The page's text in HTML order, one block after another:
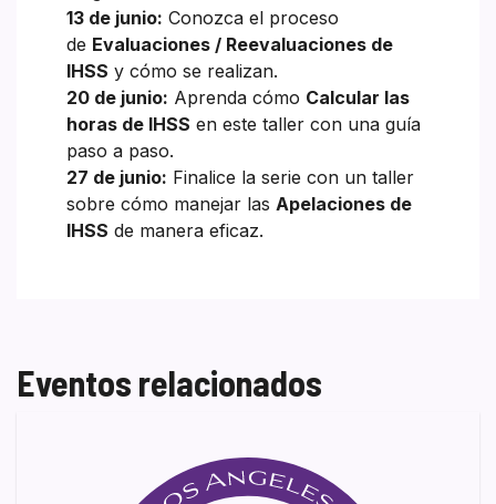
13 de junio: Conozca el proceso
de Evaluaciones / Reevaluaciones de
IHSS y cómo se realizan.
20 de junio: Aprenda cómo Calcular las
horas de IHSS en este taller con una guía
paso a paso.
27 de junio: Finalice la serie con un taller
sobre cómo manejar las Apelaciones de
IHSS de manera eficaz.
Eventos relacionados